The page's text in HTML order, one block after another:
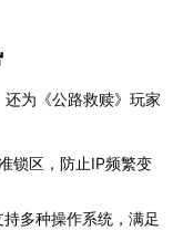
还为《公路救赎》玩家
锁区，防止IP频繁变
多种操作系统，满足